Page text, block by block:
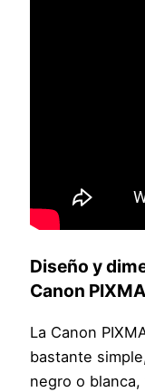
Diseño y
Canon
La Canon
bastante
negro o